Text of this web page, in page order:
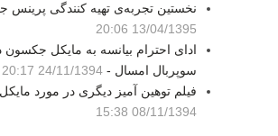
نخستین تجربه‌ی تهیه کنندگی
13/04/1395 20:06
ادای احترام بیانسه به مایکل
سوپربال امسال - 24/11/1394 20:17
فیلم توهین آمیز دیگری در مورد
08/11/1394 15:38